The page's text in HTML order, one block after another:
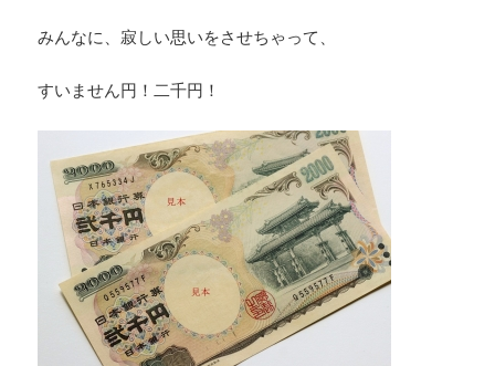
みんなに、寂しい思いをさせちゃって、
すいません円！二千円！